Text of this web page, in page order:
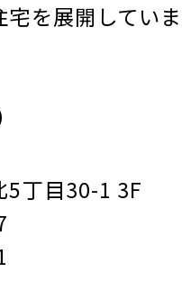
を展開してい
5丁目30-1 3F